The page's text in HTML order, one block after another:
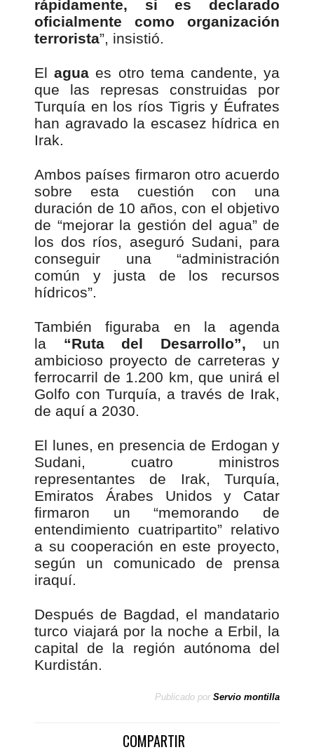
rápidamente, si es declarado
oficialmente como organización
terrorista”, insistió.
El agua es otro tema candente, ya
que las represas construidas por
Turquía en los ríos Tigris y Éufrates
han agravado la escasez hídrica en
Irak.
Ambos países firmaron otro acuerdo
sobre esta cuestión con una
duración de 10 años, con el objetivo
de “mejorar la gestión del agua” de
los dos ríos, aseguró Sudani, para
conseguir una “administración
común y justa de los recursos
hídricos”.
También figuraba en la agenda
la “Ruta del Desarrollo”, un
ambicioso proyecto de carreteras y
ferrocarril de 1.200 km, que unirá el
Golfo con Turquía, a través de Irak,
de aquí a 2030.
El lunes, en presencia de Erdogan y
Sudani, cuatro ministros
representantes de Irak, Turquía,
Emiratos Árabes Unidos y Catar
firmaron un “memorando de
entendimiento cuatripartito” relativo
a su cooperación en este proyecto,
según un comunicado de prensa
iraquí.
Después de Bagdad, el mandatario
turco viajará por la noche a Erbil, la
capital de la región autónoma del
Kurdistán.
Publicado por Servio montilla
COMPARTIR